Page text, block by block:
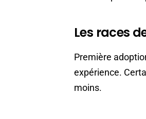
Les races
Première
expérience.
moins.